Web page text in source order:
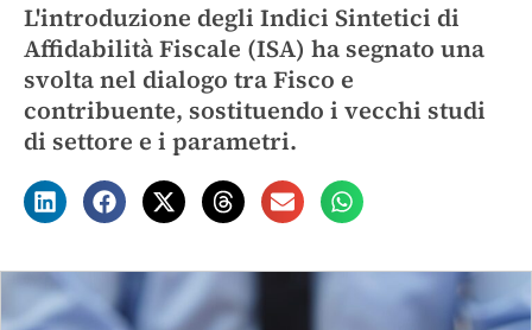
L'introduzione degli Indici Sintetici di
Affidabilità Fiscale (ISA) ha segnato una
svolta nel dialogo tra Fisco e
contribuente, sostituendo i vecchi studi
di settore e i parametri.